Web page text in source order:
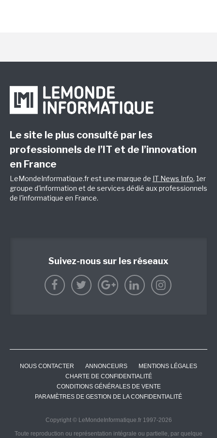
Le site le plus consulté par les
professionnels de l’IT et de l’innovation
en France
LeMondeInformatique.fr est une marque de IT News Info, 1er
groupe d'information et de services dédié aux professionnels
de l'informatique en France.
Suivez-nous sur les réseaux
NOUS CONTACTER ANNONCEURS
MENTIONS LÉGALES
CHARTE DE CONFIDENTIALITÉ
CONDITIONS GÉNÉRALES DE VENTE
PARAMÈTRES DE GESTION DE LA CONFIDENTIALITÉ
Copyright © LeMondeInformatique.fr 1997-2026
Toute reproduction ou représentation intégrale ou partielle, par quelque